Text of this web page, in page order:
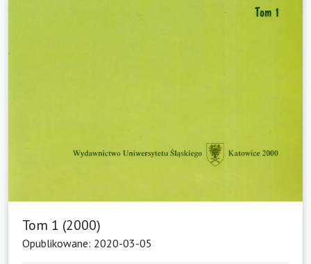
Tom 1 (2000)
Opublikowane: 2020-03-05